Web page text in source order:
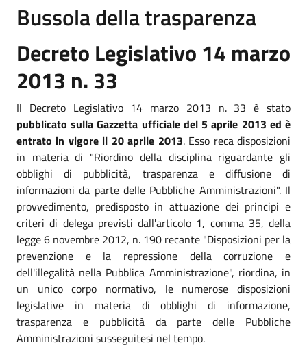
Bussola della trasparenza
Decreto Legislativo 14 marzo
2013 n. 33
Il Decreto Legislativo 14 marzo 2013 n. 33 è stato
pubblicato sulla Gazzetta ufficiale del 5 aprile 2013 ed è
entrato in vigore il 20 aprile 2013. Esso reca disposizioni
in materia di "Riordino della disciplina riguardante gli
obblighi di pubblicità, trasparenza e diffusione di
informazioni da parte delle Pubbliche Amministrazioni". Il
provvedimento, predisposto in attuazione dei principi e
criteri di delega previsti dall'articolo 1, comma 35, della
legge 6 novembre 2012, n. 190 recante "Disposizioni per la
prevenzione e la repressione della corruzione e
dell'illegalità nella Pubblica Amministrazione", riordina, in
un unico corpo normativo, le numerose disposizioni
legislative in materia di obblighi di informazione,
trasparenza e pubblicità da parte delle Pubbliche
Amministrazioni susseguitesi nel tempo.